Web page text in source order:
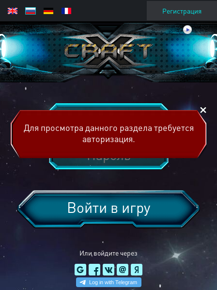
Регистрация
Или войдите через
Войти в игру
Для просмотра данного раздела требуется
авторизация.